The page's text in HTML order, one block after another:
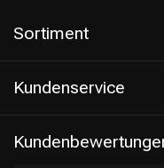
Sortiment
Kundenservice